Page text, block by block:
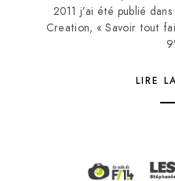
2011 j’ai été publié
Creation, « Savoir tout
LIRE